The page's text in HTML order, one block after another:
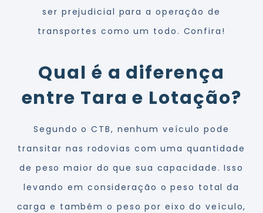
ser prejudicial para a operação de
transportes como um todo. Confira!
Qual é a diferença
entre Tara e Lotação?
Segundo o CTB, nenhum veículo pode
transitar nas rodovias com uma quantidade
de peso maior do que sua capacidade. Isso
levando em consideração o peso total da
carga e também o peso por eixo do veículo,